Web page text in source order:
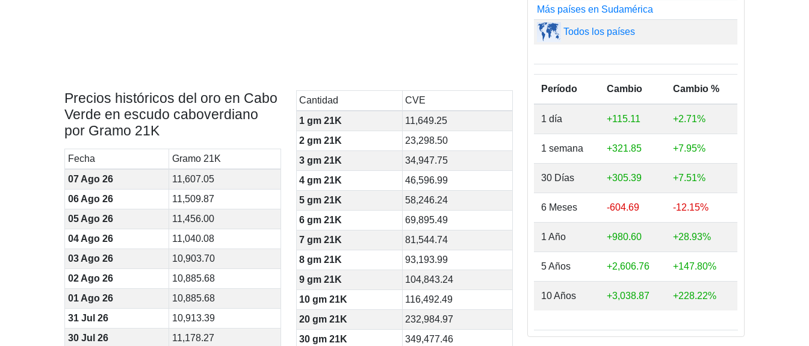
Precios históricos del oro en Cabo
Verde en escudo caboverdiano
por Gramo 21K
Fecha
Gramo 21K
07 Ago 26
11,607.05
06 Ago 26
11,509.87
05 Ago 26
11,456.00
04 Ago 26
11,040.08
03 Ago 26
10,903.70
02 Ago 26
10,885.68
01 Ago 26
10,885.68
31 Jul 26
10,913.39
30 Jul 26
11,178.27
Cantidad
CVE
1 gm 21K
11,649.25
2 gm 21K
23,298.50
3 gm 21K
34,947.75
4 gm 21K
46,596.99
5 gm 21K
58,246.24
6 gm 21K
69,895.49
7 gm 21K
81,544.74
8 gm 21K
93,193.99
9 gm 21K
104,843.24
10 gm 21K
116,492.49
20 gm 21K
232,984.97
30 gm 21K
349,477.46
Más países en Sudamérica
Todos los países
Período Cambio Cambio %
1 día +115.11 +2.71%
1 semana +321.85 +7.95%
30 Días +305.39 +7.51%
6 Meses -604.69 -12.15%
1 Año +980.60 +28.93%
5 Años +2,606.76 +147.80%
10 Años +3,038.87 +228.22%